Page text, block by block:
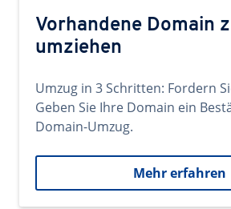
Vorhandene Domain
umziehen
Umzug in 3 Schritten: Fordern
Geben Sie Ihre Domain ein
Domain-Umzug.
Mehr erfahren